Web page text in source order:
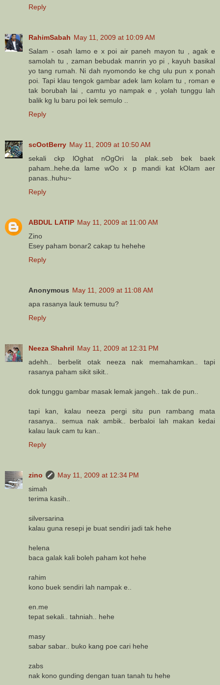
Reply
RahimSabah May 11, 2009 at 10:09 AM
Salam - osah lamo e x poi air paneh mayon tu , agak e
samolah tu , zaman bebudak manrin yo pi , kayuh basikal
yo tang rumah. Ni dah nyomondo ke chg ulu pun x ponah
poi. Tapi klau tengok gambar adek lam kolam tu , roman e
tak borubah lai , camtu yo nampak e , yolah tunggu lah
balik kg lu baru poi lek semulo ..
Reply
scOotBerry May 11, 2009 at 10:50 AM
sekali ckp lOghat nOgOri la plak..seb bek baek
paham..hehe.da lame wOo x p mandi kat kOlam aer
panas..huhu~
Reply
ABDUL LATIP May 11, 2009 at 11:00 AM
Zino
Esey paham bonar2 cakap tu hehehe
Reply
Anonymous May 11, 2009 at 11:08 AM
apa rasanya lauk temusu tu?
Reply
Neeza Shahril May 11, 2009 at 12:31 PM
adehh.. berbelit otak neeza nak memahamkan.. tapi
rasanya paham sikit sikit..
dok tunggu gambar masak lemak jangeh.. tak de pun..
tapi kan, kalau neeza pergi situ pun rambang mata
rasanya.. semua nak ambik.. berbaloi lah makan kedai
kalau lauk cam tu kan..
Reply
zino
May 11, 2009 at 12:34 PM
simah
terima kasih..
silversarina
kalau guna resepi je buat sendiri jadi tak hehe
helena
baca galak kali boleh paham kot hehe
rahim
kono buek sendiri lah nampak e..
en.me
tepat sekali.. tahniah.. hehe
masy
sabar sabar.. buko kang poe cari hehe
zabs
nak kono gunding dengan tuan tanah tu hehe